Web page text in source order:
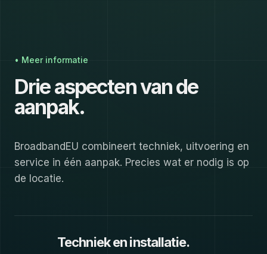
• Meer informatie
Drie aspecten van de
aanpak.
BroadbandEU combineert techniek, uitvoering en
service in één aanpak. Precies wat er nodig is op
de locatie.
Techniek en installatie.